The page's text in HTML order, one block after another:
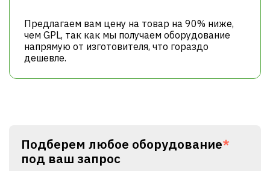
Предлагаем вам цену на товар на 90% ниже,
чем GPL, так как мы получаем оборудование
напрямую от изготовителя, что гораздо
дешевле.
Подберем любое оборудование*
под ваш запрос